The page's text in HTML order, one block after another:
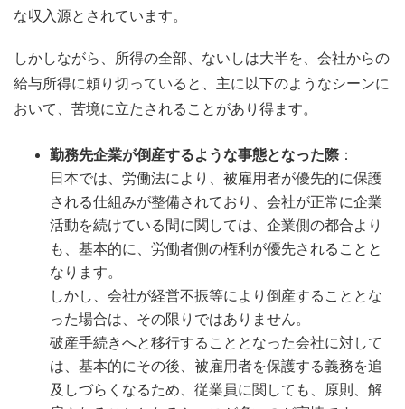
な収入源とされています。
しかしながら、所得の全部、ないしは大半を、会社からの
給与所得に頼り切っていると、主に以下のようなシーンに
おいて、苦境に立たされることがあり得ます。
勤務先企業が倒産するような事態となった際 ：
日本では、労働法により、被雇用者が優先的に保護
される仕組みが整備されており、会社が正常に企業
活動を続けている間に関しては、企業側の都合より
も、基本的に、労働者側の権利が優先されることと
なります。
しかし、会社が経営不振等により倒産することとな
った場合は、その限りではありません。
破産手続きへと移行することとなった会社に対して
は、基本的にその後、被雇用者を保護する義務を追
及しづらくなるため、従業員に関しても、原則、解